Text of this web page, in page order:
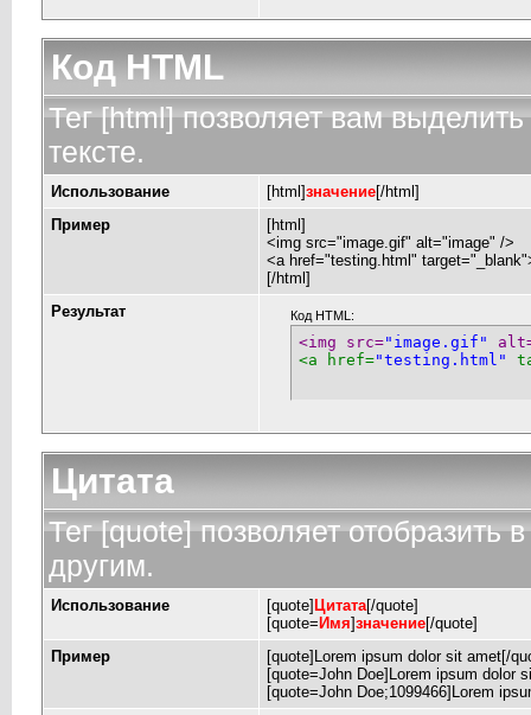
Код HTML
Тег [html] позволяет вам
тексте.
Использование [html]значение[/html]
Пример
[html]
<img src="image.gif" alt="image" />
<a href="testing.html"
[/html]
Результат
Код HTML:
<img src="image.gif"
<a href="testing.html"
Цитата
Тег [quote] позволяет отобразить
другим.
Использование [quote] Цитата[/quote]
[quote= Имя]значение[/quote]
Пример
[quote]Lorem ipsum dolor sit amet[/
[quote=John Doe]Lorem ipsum dolor
[quote=John Doe;1099466]Lorem